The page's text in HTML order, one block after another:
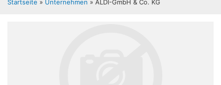
Startseite » Unternehmen » ALDI-GmbH & Co. KG